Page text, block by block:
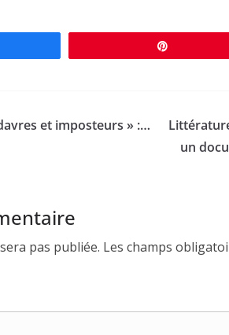
et imposteurs » :…
un
pas publiée. Les champs